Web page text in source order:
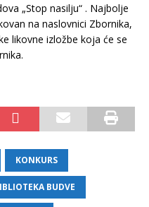
„Stop nasilju“ . Najbolje
na naslovnici Zbornika,
likovne izložbe koja će se
KONKURS
BUDVE